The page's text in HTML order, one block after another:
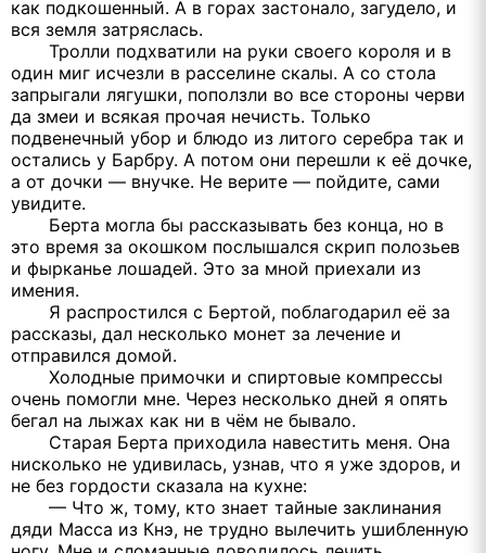
как подкошенный. А в горах застонало, загудело, и
вся земля затряслась.
Тролли подхватили на руки своего короля и в
один миг исчезли в расселине скалы. А со стола
запрыгали лягушки, поползли во все стороны черви
да змеи и всякая прочая нечисть. Только
подвенечный убор и блюдо из литого серебра так и
остались у Барбру. А потом они перешли к её дочке,
а от дочки — внучке. Не верите — пойдите, сами
увидите.
Берта могла бы рассказывать без конца, но в
это время за окошком послышался скрип полозьев
и фырканье лошадей. Это за мной приехали из
имения.
Я распростился с Бертой, поблагодарил её за
рассказы, дал несколько монет за лечение и
отправился домой.
Холодные примочки и спиртовые компрессы
очень помогли мне. Через несколько дней я опять
бегал на лыжах как ни в чём не бывало.
Старая Берта приходила навестить меня. Она
нисколько не удивилась, узнав, что я уже здоров, и
не без гордости сказала на кухне:
— Что ж, тому, кто знает тайные заклинания
дяди Масса из Кнэ, не трудно вылечить ушибленную